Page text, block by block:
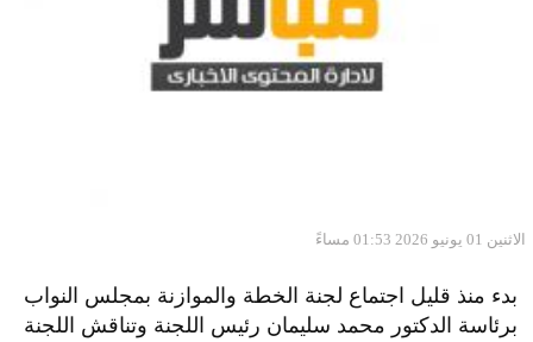
الاثنين 01 يونيو 2026 01:53 مساءً
بدء منذ قليل اجتماع لجنة الخطة والموازنة بمجلس النواب
برئاسة الدكتور محمد سليمان رئيس اللجنة وتناقش اللجنة